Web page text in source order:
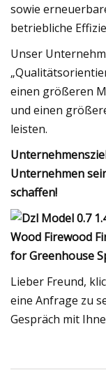
sowie
betriebliche
Unser
einen größeren
und einen
leisten.
Unternehmen
schaffen!
Lieber Freund,
eine Anfrage zu
Gespräch mit